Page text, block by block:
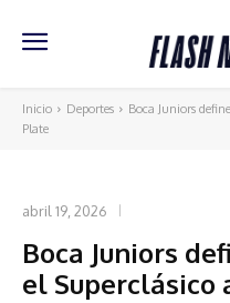
Inicio Deportes
Boca Juniors
Plate
abril 19, 2026
Boca Juniors
el Superclásico